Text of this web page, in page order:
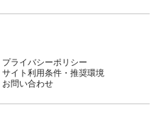
プライバシーポリシー
サイト利用条件・推奨環境
お問い合わせ